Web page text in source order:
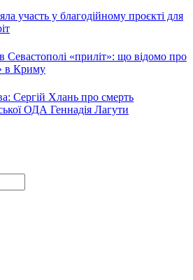
участь у благодійному проєкті для
Севастополі «приліт»: що відомо про
в Криму
Сергій Хлань про смерть
ОДА Геннадія Лагути